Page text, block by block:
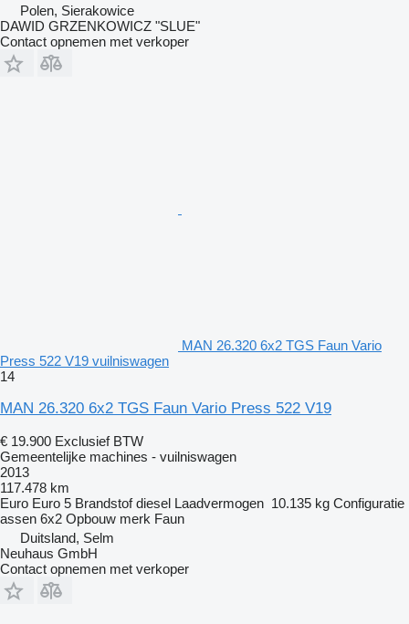
Polen, Sierakowice
DAWID GRZENKOWICZ "SLUE"
Contact opnemen met verkoper
MAN 26.320 6x2 TGS Faun Vario
Press 522 V19 vuilniswagen
14
MAN 26.320 6x2 TGS Faun Vario Press 522 V19
€ 19.900 Exclusief BTW
Gemeentelijke machines - vuilniswagen
2013
117.478 km
Euro Euro 5 Brandstof diesel Laadvermogen 10.135 kg Configuratie
assen 6x2 Opbouw merk Faun
Duitsland, Selm
Neuhaus GmbH
Contact opnemen met verkoper